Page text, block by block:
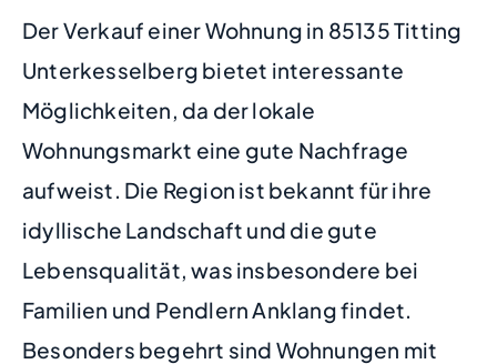
Der Verkauf einer Wohnung in 85135 Titting
Unterkesselberg bietet interessante
Möglichkeiten, da der lokale
Wohnungsmarkt eine gute Nachfrage
aufweist. Die Region ist bekannt für ihre
idyllische Landschaft und die gute
Lebensqualität, was insbesondere bei
Familien und Pendlern Anklang findet.
Besonders begehrt sind Wohnungen mit